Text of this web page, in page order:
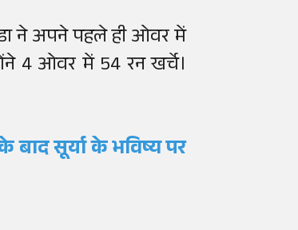
ने अपने पहले ही ओवर में
4 ओवर में 54 रन खर्चे।
बाद सूर्या के भविष्य पर